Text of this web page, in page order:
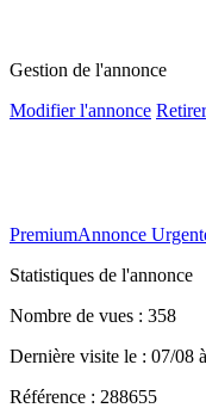
Gestion de l'annonce
Modifier l'annonce
PremiumAnnonce
Statistiques de l'annonce
Nombre de vues : 358
Dernière visite le : 07/08
Référence : 288655